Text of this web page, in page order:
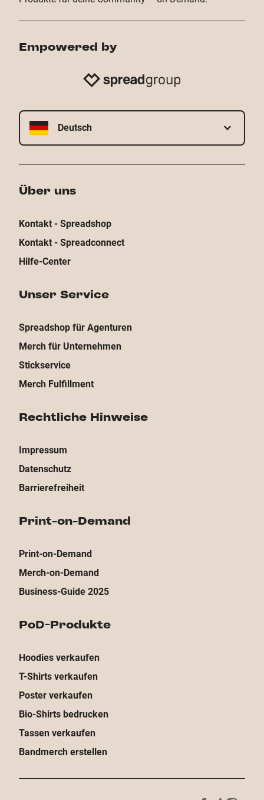
Empowered by
Deutsch
Über uns
Kontakt - Spreadshop
Kontakt - Spreadconnect
Hilfe-Center
Unser Service
Spreadshop für Agenturen
Merch für Unternehmen
Stickservice
Merch Fulfillment
Rechtliche Hinweise
Impressum
Datenschutz
Barrierefreiheit
Print-on-Demand
Print-on-Demand
Merch-on-Demand
Business-Guide 2025
PoD-Produkte
Hoodies verkaufen
T-Shirts verkaufen
Poster verkaufen
Bio-Shirts bedrucken
Tassen verkaufen
Bandmerch erstellen